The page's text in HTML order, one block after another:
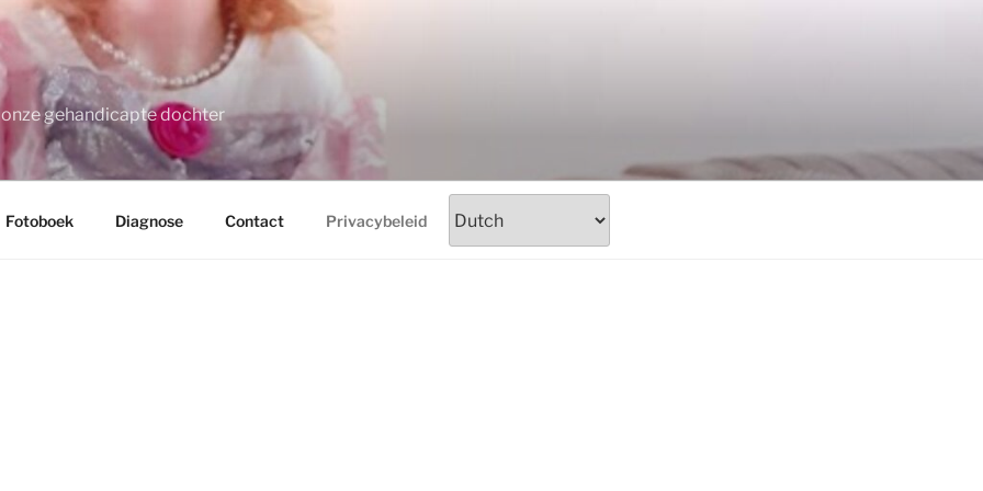
gehandicapte dochter
Fotoboek Diagnose Contact Privacybeleid